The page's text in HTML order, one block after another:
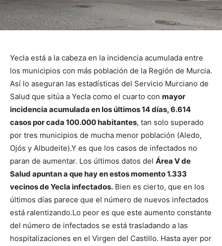
Yecla está a la cabeza en la incidencia acumulada entre
los municipios con más población de la Región de Murcia.
Así lo aseguran las estadísticas del Servicio Murciano de
Salud que sitúa a Yecla como el cuarto con mayor
incidencia acumulada en los últimos 14 días, 6.614
casos por cada 100.000 habitantes, tan solo superado
por tres municipios de mucha menor población (Aledo,
Ojós y Albudeite).Y es que los casos de infectados no
paran de aumentar. Los últimos datos del Área V de
Salud apuntan a que hay en estos momento 1.333
vecinos de Yecla infectados. Bien es cierto, que en los
últimos días parece que el número de nuevos infectados
está ralentizando.Lo peor es que este aumento constante
del número de infectados se está trasladando a las
hospitalizaciones en el Virgen del Castillo. Hasta ayer por